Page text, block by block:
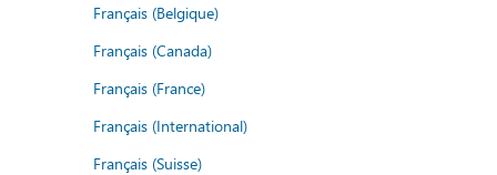
Français (Belgique)
Français (Canada)
Français (France)
Français (International)
Français (Suisse)